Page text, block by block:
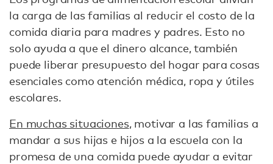
la carga de las familias al reducir el costo de la
comida diaria para madres y padres. Esto no
solo ayuda a que el dinero alcance, también
puede liberar presupuesto del hogar para cosas
esenciales como atención médica, ropa y útiles
escolares.
En muchas situaciones, motivar a las familias a
mandar a sus hijas e hijos a la escuela con la
promesa de una comida puede ayudar a evitar